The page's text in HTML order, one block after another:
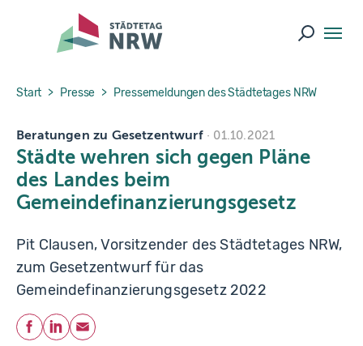
Skip to main navigation
Skip to main content
Skip to page footer
Suche
You are here:
Start Presse Pressemeldungen des Städtetages NRW
Beratungen zu Gesetzentwurf 01.10.2021
Städte wehren sich gegen Pläne
des Landes beim
Gemeindefinanzierungsgesetz
Pit Clausen, Vorsitzender des Städtetages NRW,
zum Gesetzentwurf für das
Gemeindefinanzierungsgesetz 2022
Teilen
Facebook
LinkedIn
E-Mail